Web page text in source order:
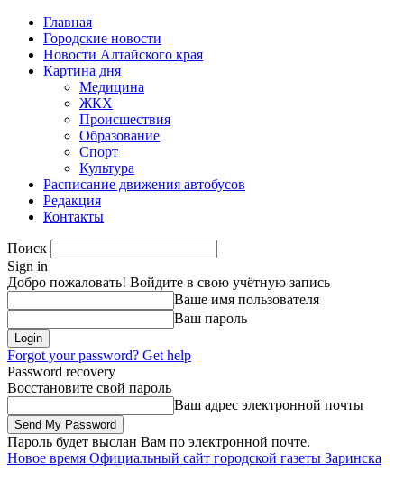
Главная
Городские новости
Новости Алтайского края
Картина дня
Медицина
ЖКХ
Происшествия
Образование
Спорт
Культура
Расписание движения автобусов
Редакция
Контакты
Поиск
Sign in
Добро пожаловать! Войдите в свою учётную запись
Ваше имя пользователя
Ваш пароль
Forgot your password? Get help
Password recovery
Восстановите свой пароль
Ваш адрес электронной почты
Пароль будет выслан Вам по электронной почте.
Новое время Официальный сайт городской газеты Заринска